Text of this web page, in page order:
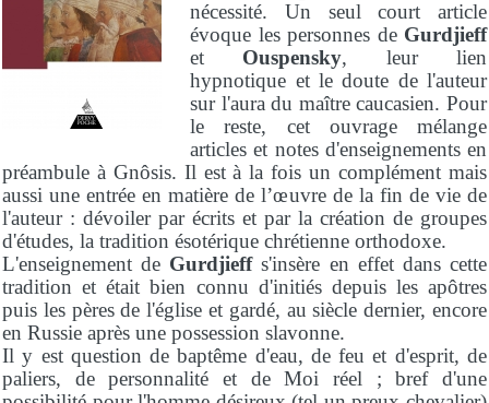
nécessité. Un seul court article
évoque les personnes de Gurdjieff
et Ouspensky, leur lien
hypnotique et le doute de l'auteur
sur l'aura du maître caucasien. Pour
le reste, cet ouvrage mélange
articles et notes d'enseignements en
préambule à Gnôsis. Il est à la fois un complément mais
aussi une entrée en matière de l’œuvre de la fin de vie de
l'auteur : dévoiler par écrits et par la création de groupes
d'études, la tradition ésotérique chrétienne orthodoxe.
L'enseignement de Gurdjieffs'insère en effet dans cette
tradition et était bien connu d'initiés depuis les apôtres
puis les pères de l'église et gardé, au siècle dernier, encore
en Russie après une possession slavonne.
Il y est question de baptême d'eau, de feu et d'esprit, de
paliers, de personnalité et de Moi réel ; bref d'une